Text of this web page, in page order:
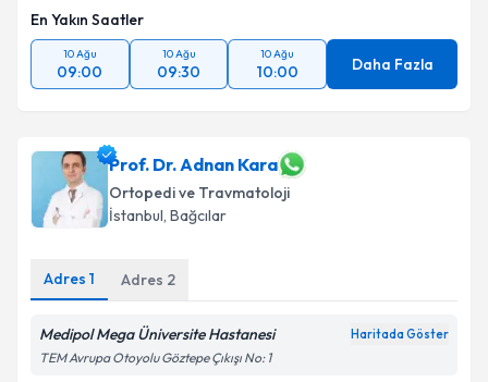
En Yakın Saatler
10 Ağu
09:00
10 Ağu
09:30
10 Ağu
10:00 Daha Fazla
Prof. Dr. Adnan Kara
Ortopedi ve Travmatoloji
İstanbul, Bağcılar
Adres 1 Adres 2
Medipol Mega Üniversite Hastanesi Haritada Göster
TEM Avrupa Otoyolu Göztepe Çıkışı No: 1